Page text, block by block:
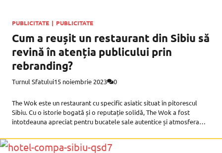
PUBLICITATE | PUBLICITATE
Cum a reușit un restaurant din Sibiu să
revină în atenția publicului prin
rebranding?
Turnul Sfatului15 noiembrie 2023 0
The Wok este un restaurant cu specific asiatic situat în pitorescul
Sibiu. Cu o istorie bogată și o reputație solidă, The Wok a fost
întotdeauna apreciat pentru bucatele sale autentice și atmosfera